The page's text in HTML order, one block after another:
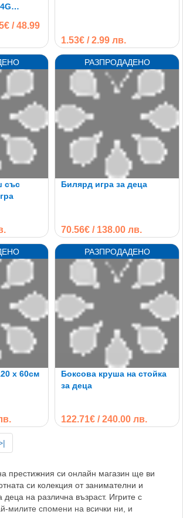
ретро
/ 48.99
1.53€ / 2.99 лв.
със
Билярд игра за деца
70.56€ / 138.00 лв.
х 60см
Боксова круша на стойка
за деца
122.71€ / 240.00 лв.
престижния си онлайн магазин ще ви
си колекция от занимателни и
деца на различна възраст. Игрите с
милите спомени на всички ни, и